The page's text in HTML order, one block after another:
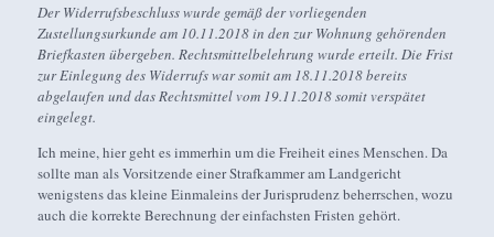
Der Widerrufsbeschluss wurde gemäß der vorliegenden
Zustellungsurkunde am 10.11.2018 in den zur Wohnung gehörenden
Briefkasten übergeben. Rechtsmittelbelehrung wurde erteilt. Die Frist
zur Einlegung des Widerrufs war somit am 18.11.2018 bereits
abgelaufen und das Rechtsmittel vom 19.11.2018 somit verspätet
eingelegt.
Ich meine, hier geht es immerhin um die Freiheit eines Menschen. Da
sollte man als Vorsitzende einer Strafkammer am Landgericht
wenigstens das kleine Einmaleins der Jurisprudenz beherrschen, wozu
auch die korrekte Berechnung der einfachsten Fristen gehört.